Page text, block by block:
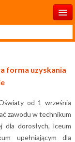
forma uzyskania
od 1 września
zawodu w technikum
dla dorosłych, lceum
upełniającym dla